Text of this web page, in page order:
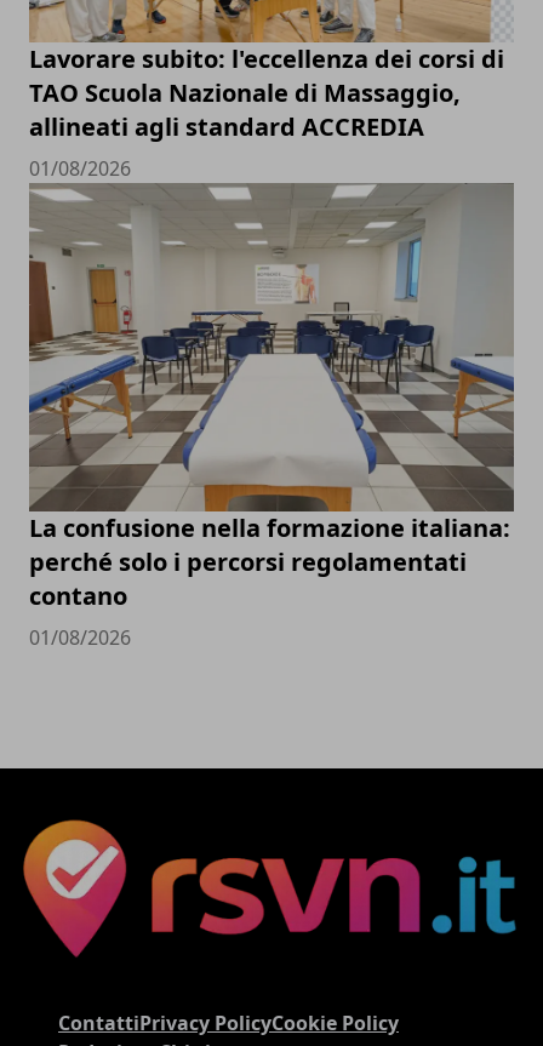
Lavorare subito: l'eccellenza dei corsi di
TAO Scuola Nazionale di Massaggio,
allineati agli standard ACCREDIA
01/08/2026
La confusione nella formazione italiana:
perché solo i percorsi regolamentati
contano
01/08/2026
ContattiPrivacy PolicyCookie Policy